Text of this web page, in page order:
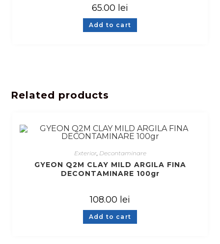
65.00 lei
Add to cart
Related products
Exterior, Decontaminare
GYEON Q2M CLAY MILD ARGILA FINA
DECONTAMINARE 100gr
108.00 lei
Add to cart